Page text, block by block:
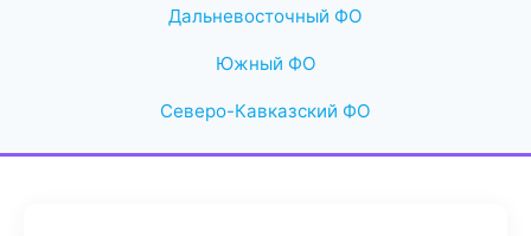
Дальневосточный ФО
Южный ФО
Северо-Кавказский ФО